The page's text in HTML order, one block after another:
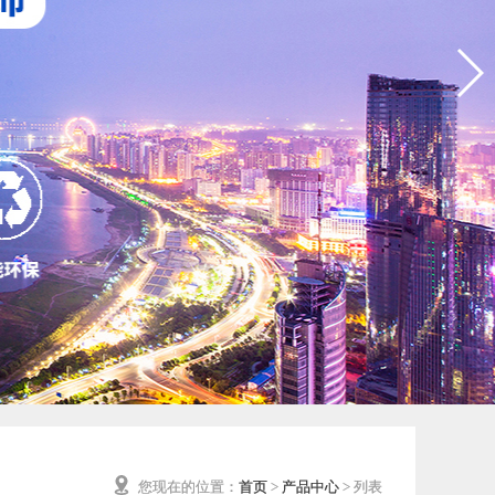
您现在的位置： 首页 > 产品中心 > 列表